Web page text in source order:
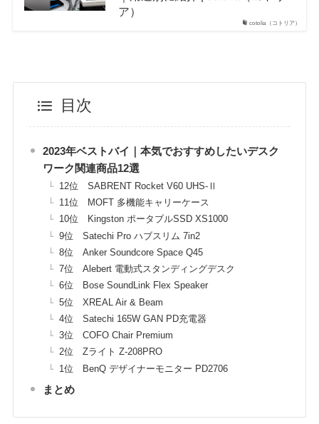
cotolia（コトリア）
ア）
目次
2023年ベストバイ｜本気でおすすめしたいデスク
ワーク関連商品12選
12位 SABRENT Rocket V60 UHS-Ⅱ
11位 MOFT 多機能キャリーケース
10位 Kingston ポータブルSSD XS1000
9位 Satechi Pro ハブスリム 7in2
8位 Anker Soundcore Space Q45
7位 Alebert 電動式スタンディングデスク
6位 Bose SoundLink Flex Speaker
5位 XREAL Air & Beam
4位 Satechi 165W GAN PD充電器
3位 COFO Chair Premium
2位 Zライト Z-208PRO
1位 BenQ デザイナーモニター PD2706
まとめ